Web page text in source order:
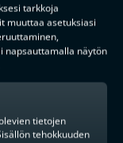
tarkkoja
muuttaa asetuksiasi
napsauttamalla näytön
tietojen
tehokkuuden
alusta